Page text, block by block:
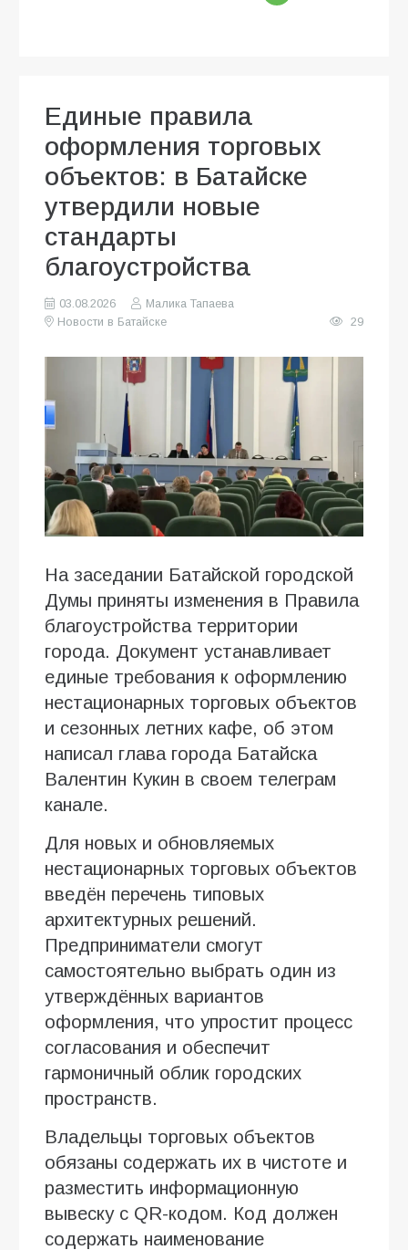
Единые правила
оформления торговых
объектов: в Батайске
утвердили новые
стандарты
благоустройства
03.08.2026
Малика Тапаева
Новости в Батайске
29
На заседании Батайской городской
Думы приняты изменения в Правила
благоустройства территории
города. Документ устанавливает
единые требования к оформлению
нестационарных торговых объектов
и сезонных летних кафе, об этом
написал глава города Батайска
Валентин Кукин в своем телеграм
канале.
Для новых и обновляемых
нестационарных торговых объектов
введён перечень типовых
архитектурных решений.
Предприниматели смогут
самостоятельно выбрать один из
утверждённых вариантов
оформления, что упростит процесс
согласования и обеспечит
гармоничный облик городских
пространств.
Владельцы торговых объектов
обязаны содержать их в чистоте и
разместить информационную
вывеску с QR-кодом. Код должен
содержать наименование